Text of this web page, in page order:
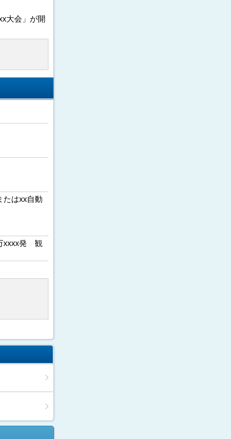
大会」が開
たはxx自動
xxxx発 観